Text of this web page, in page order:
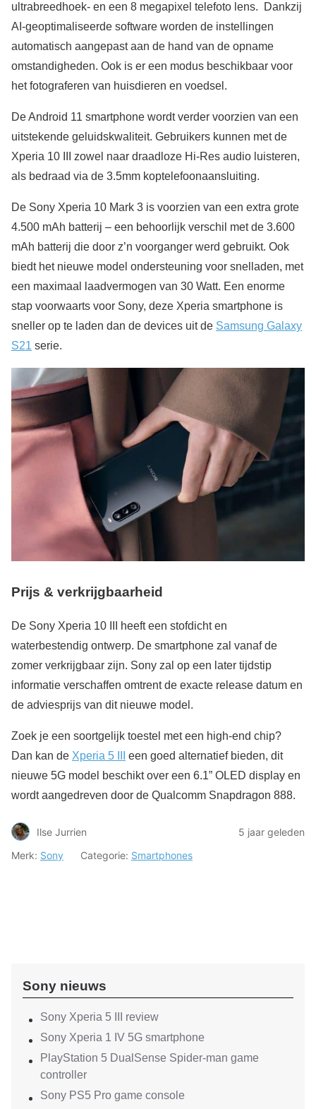
ultrabreedhoek- en een 8 megapixel telefoto lens. Dankzij
AI-geoptimaliseerde software worden de instellingen
automatisch aangepast aan de hand van de opname
omstandigheden. Ook is er een modus beschikbaar voor
het fotograferen van huisdieren en voedsel.
De Android 11 smartphone wordt verder voorzien van een
uitstekende geluidskwaliteit. Gebruikers kunnen met de
Xperia 10 III zowel naar draadloze Hi-Res audio luisteren,
als bedraad via de 3.5mm koptelefoonaansluiting.
De Sony Xperia 10 Mark 3 is voorzien van een extra grote
4.500 mAh batterij – een behoorlijk verschil met de 3.600
mAh batterij die door z’n voorganger werd gebruikt. Ook
biedt het nieuwe model ondersteuning voor snelladen, met
een maximaal laadvermogen van 30 Watt. Een enorme
stap voorwaarts voor Sony, deze Xperia smartphone is
sneller op te laden dan de devices uit de Samsung Galaxy
S21 serie.
Prijs & verkrijgbaarheid
De Sony Xperia 10 III heeft een stofdicht en
waterbestendig ontwerp. De smartphone zal vanaf de
zomer verkrijgbaar zijn. Sony zal op een later tijdstip
informatie verschaffen omtrent de exacte release datum en
de adviesprijs van dit nieuwe model.
Zoek je een soortgelijk toestel met een high-end chip?
Dan kan de Xperia 5 III
een goed alternatief bieden, dit
nieuwe 5G model beschikt over een 6.1” OLED display en
wordt aangedreven door de Qualcomm Snapdragon 888.
Ilse Jurrien
5 jaar geleden
Merk: Sony Categorie: Smartphones
Sony nieuws
Sony Xperia 5 III review
Sony Xperia 1 IV 5G smartphone
PlayStation 5 DualSense Spider-man game
controller
Sony PS5 Pro game console